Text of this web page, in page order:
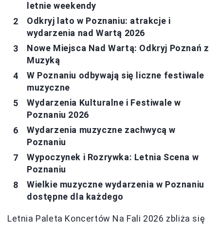
letnie weekendy
Odkryj lato w Poznaniu: atrakcje i
wydarzenia nad Wartą 2026
Nowe Miejsca Nad Wartą: Odkryj Poznań z
Muzyką
W Poznaniu odbywają się liczne festiwale
muzyczne
Wydarzenia Kulturalne i Festiwale w
Poznaniu 2026
Wydarzenia muzyczne zachwycą w
Poznaniu
Wypoczynek i Rozrywka: Letnia Scena w
Poznaniu
Wielkie muzyczne wydarzenia w Poznaniu
dostępne dla każdego
Letnia Paleta Koncertów Na Fali 2026 zbliża się